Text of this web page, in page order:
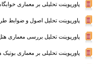
پاورپوینت تحلیلی بر معماری
پاورپوینت تحلیل اصول و ضوابط
پاورپوینت تحلیل بررسی معماری
پاورپوینت تحلیلی بر معماری